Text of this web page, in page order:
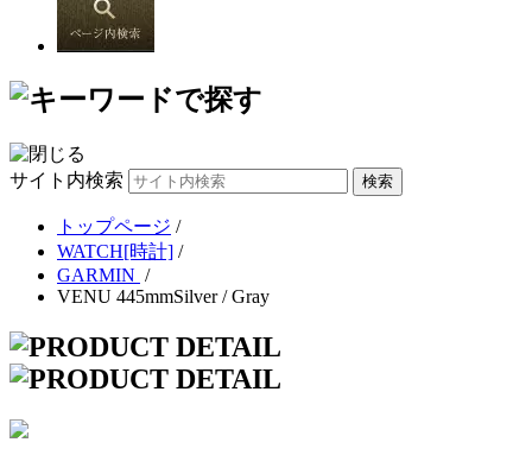
サイト内検索
トップページ /
WATCH[時計] /
GARMIN /
VENU 445mmSilver / Gray